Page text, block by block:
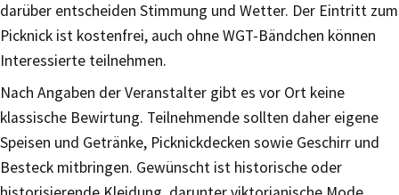
darüber entscheiden Stimmung und Wetter. Der Eintritt zum
Picknick ist kostenfrei, auch ohne WGT-Bändchen können
Interessierte teilnehmen.
Nach Angaben der Veranstalter gibt es vor Ort keine
klassische Bewirtung. Teilnehmende sollten daher eigene
Speisen und Getränke, Picknickdecken sowie Geschirr und
Besteck mitbringen. Gewünscht ist historische oder